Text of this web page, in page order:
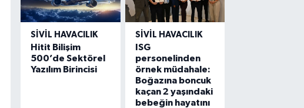
SIVIL HAVACILIK
Hitit Bilişim
500’de Sektörel
Yazılım Birincisi
SIVIL HAVACILIK
ISG
personelinden
örnek müdahale:
Boğazına boncuk
kaçan 2 yaşındaki
bebeğin hayatını